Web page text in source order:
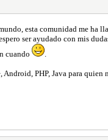
esta comunidad me ha
ser ayudado con mis
cuando
PHP, Java para